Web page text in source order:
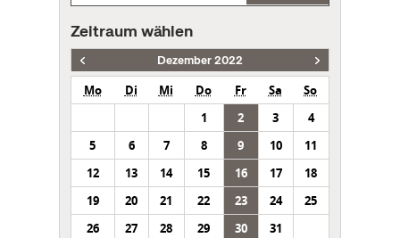
Zeitraum wählen
Dezember 2022
Mo Di Mi Do Fr Sa
So
1
2 3
4
5
6 7 8 9 10
11
12
13 14 15 16 17
18
19
20 21 22 23 24
25
26
27 28 29 30 31